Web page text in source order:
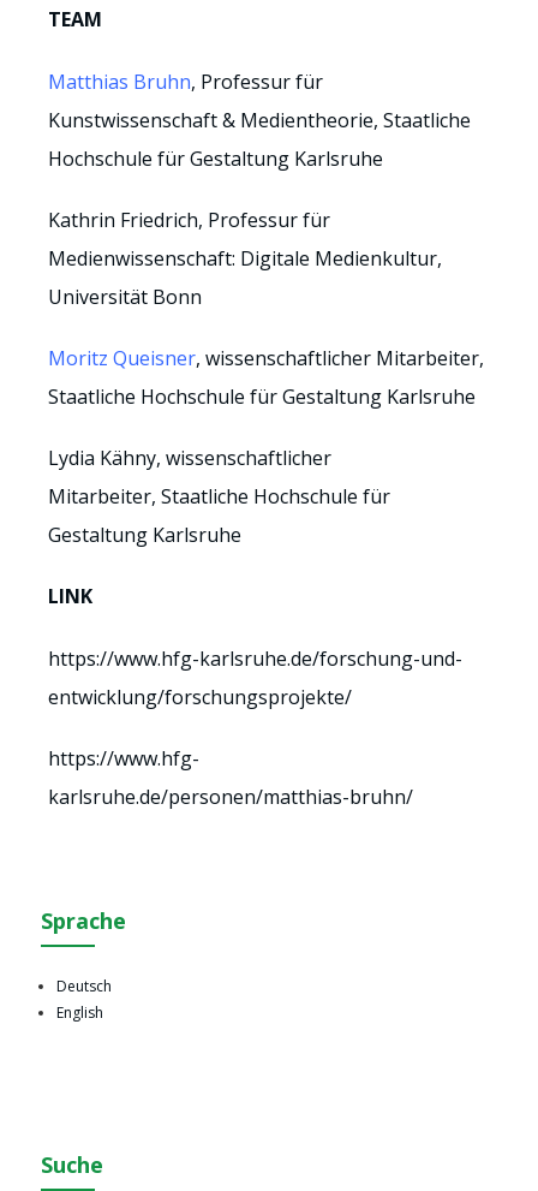
TEAM
Matthias Bruhn, Professur für
Kunstwissenschaft & Medientheorie, Staatliche
Hochschule für Gestaltung Karlsruhe
Kathrin Friedrich, Professur für
Medienwissenschaft: Digitale Medienkultur,
Universität Bonn
Moritz Queisner, wissenschaftlicher Mitarbeiter,
Staatliche Hochschule für Gestaltung Karlsruhe
Lydia Kähny, wissenschaftlicher
Mitarbeiter, Staatliche Hochschule für
Gestaltung Karlsruhe
LINK
https://www.hfg-karlsruhe.de/forschung-und-
entwicklung/forschungsprojekte/
https://www.hfg-
karlsruhe.de/personen/matthias-bruhn/
Sprache
Deutsch
English
Suche